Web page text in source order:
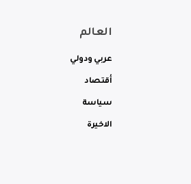
العالم
عربي ودولي
أقتصاد
سياسة
الاخيرة